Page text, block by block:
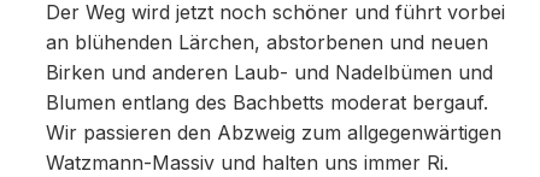
Der Weg wird jetzt noch schöner und führt vorbei
an blühenden Lärchen, abstorbenen und neuen
Birken und anderen Laub- und Nadelbümen und
Blumen entlang des Bachbetts moderat bergauf.
Wir passieren den Abzweig zum allgegenwärtigen
Watzmann-Massiv und halten uns immer Ri.